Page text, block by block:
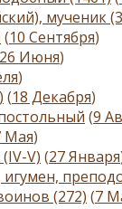
мученик
(10 Сентября)
26 Июня)
)
(18 Декабря)
(9
Мая)
V) (27 Января
(272) (7